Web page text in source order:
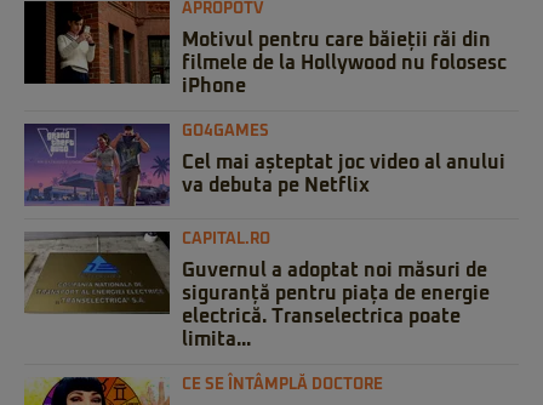
APROPOTV
Motivul pentru care băieții răi din
filmele de la Hollywood nu folosesc
iPhone
GO4GAMES
Cel mai așteptat joc video al anului
va debuta pe Netflix
CAPITAL.RO
Guvernul a adoptat noi măsuri de
siguranță pentru piața de energie
electrică. Transelectrica poate
limita...
CE SE ÎNTÂMPLĂ DOCTORE